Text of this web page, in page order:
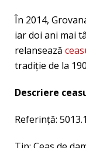
În 2014,
iar doi ani mai
relansează
tradiţie de la
Descriere
Referință: